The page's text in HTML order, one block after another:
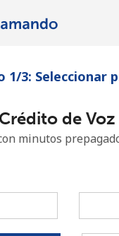
una cuenta?Inicia
1/3: Seleccionar
de Voz
minutos